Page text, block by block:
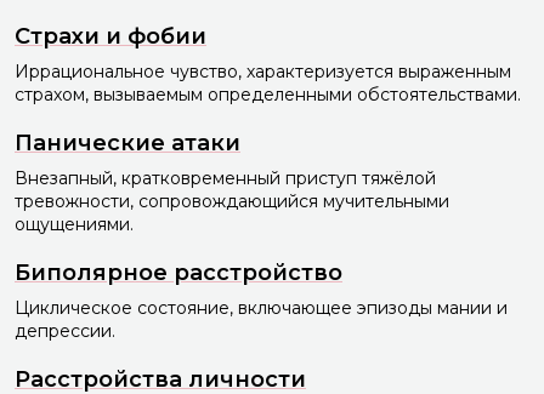
Страхи и фобии
Иррациональное чувство, характеризуется выраженным
страхом, вызываемым определенными обстоятельствами.
Панические атаки
Внезапный, кратковременный приступ тяжёлой
тревожности, сопровождающийся мучительными
ощущениями.
Биполярное расстройство
Циклическое состояние, включающее эпизоды мании и
депрессии.
Расстройства личности